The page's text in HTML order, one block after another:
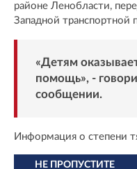
районе Ленобласти,
Западной транспортной
«Детям
помощь», -
сообщении.
Информация о степени
НЕ ПРОПУСТИТЕ